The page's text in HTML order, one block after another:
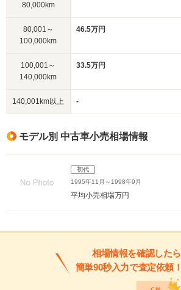
80,000km
80,001～
100,000km
46.5万円
100,001～
140,000km
33.5万円
140,001km以上 -
モデル別 中古車小売相場情報
初代
1995年11月～1998年9月
平均小売相場万円
相場情報を確認したら
簡単90秒入力で査定依頼！